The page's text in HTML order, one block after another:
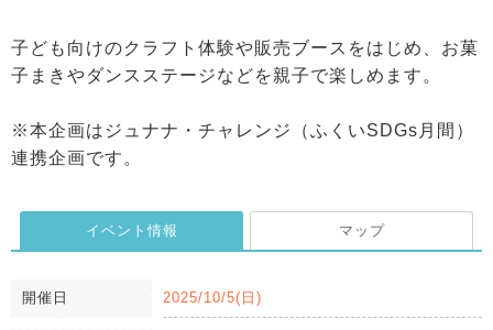
子ども向けのクラフト体験や販売ブースをはじめ、お菓
子まきやダンスステージなどを親子で楽しめます。
※本企画はジュナナ・チャレンジ（ふくいSDGs月間）
連携企画です。
イベント情報 マップ
開催日 2025/10/5(日)